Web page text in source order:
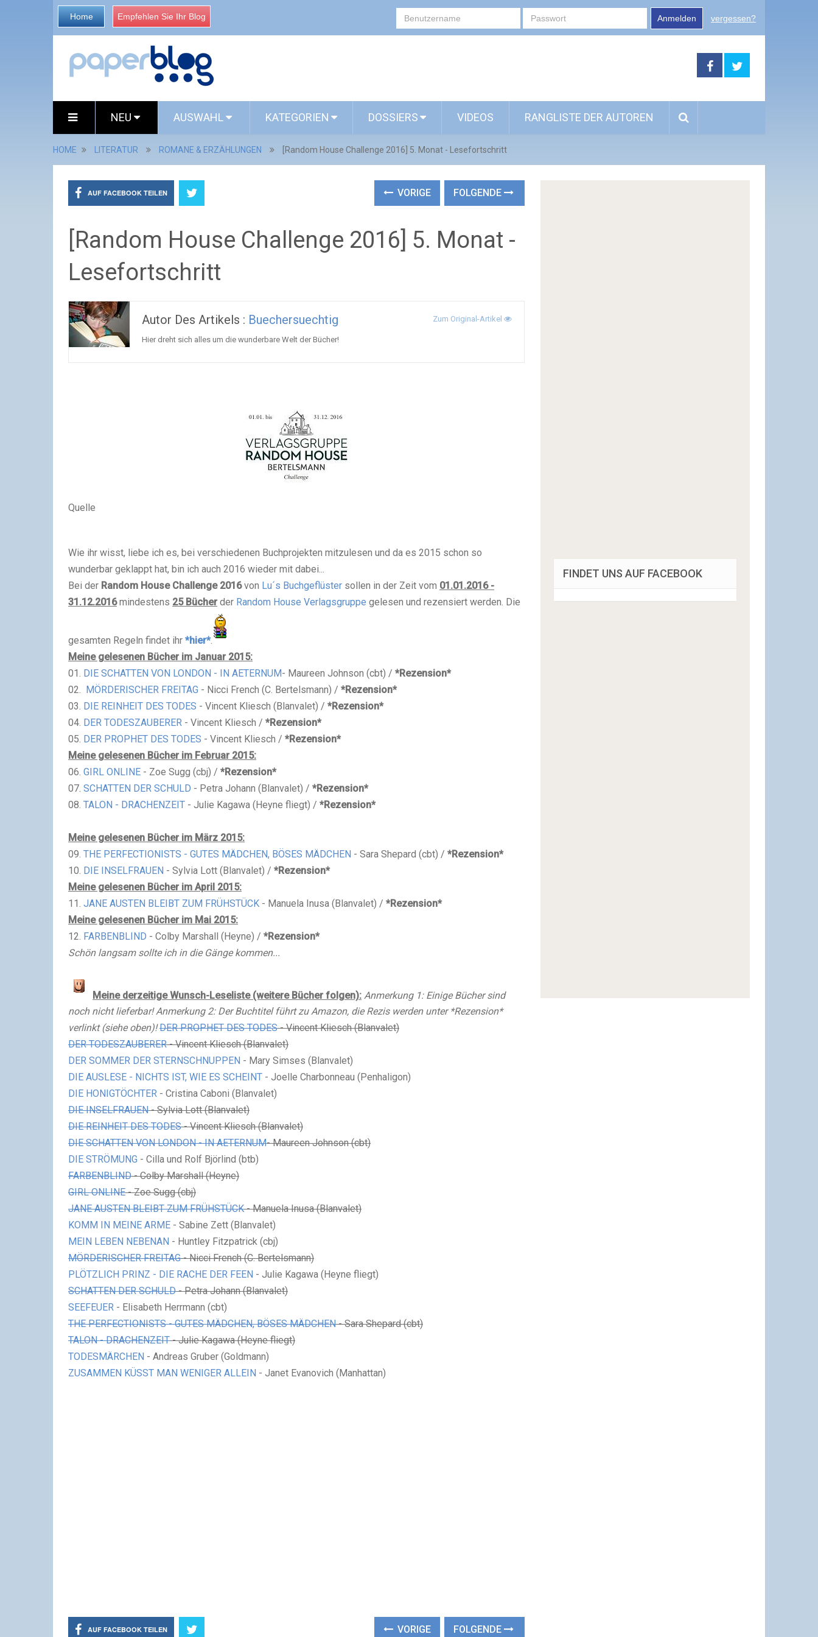
Home Empfehlen Sie Ihr Blog Anmelden vergessen?
NEU AUSWAHL KATEGORIEN DOSSIERS VIDEOS RANGLISTE DER AUTOREN
HOME LITERATUR ROMANE & ERZÄHLUNGEN [Random House Challenge 2016] 5. Monat - Lesefortschritt
AUF FACEBOOK TEILEN VORIGE FOLGENDE
[Random House Challenge 2016] 5. Monat -
Lesefortschritt
Autor Des Artikels : Buechersuechtig Zum Original-Artikel
Hier dreht sich alles um die wunderbare Welt der Bücher!
Quelle
Wie ihr wisst, liebe ich es, bei verschiedenen Buchprojekten mitzulesen und da es 2015 schon so
wunderbar geklappt hat, bin ich auch 2016 wieder mit dabei...
Bei der Random House Challenge 2016von Lu´s Buchgeflüster sollen in der Zeit vom 01.01.2016 -
31.12.2016mindestens 25 Bücher der Random House Verlagsgruppe gelesen und rezensiert werden. Die
gesamten Regeln findet ihr *hier*.
Meine gelesenen Bücher im Januar 2015:
01. DIE SCHATTEN VON LONDON - IN AETERNUM- Maureen Johnson (cbt) / *Rezension*
02.
MÖRDERISCHER FREITAG - Nicci French (C. Bertelsmann) / *Rezension*
03. DIE REINHEIT DES TODES - Vincent Kliesch (Blanvalet) / *Rezension*
04. DER TODESZAUBERER - Vincent Kliesch / *Rezension*
05. DER PROPHET DES TODES - Vincent Kliesch / *Rezension*
Meine gelesenen Bücher im Februar 2015:
06. GIRL ONLINE - Zoe Sugg (cbj) / *Rezension*
07. SCHATTEN DER SCHULD - Petra Johann (Blanvalet) / *Rezension*
08. TALON - DRACHENZEIT - Julie Kagawa (Heyne fliegt) / *Rezension*
Meine gelesenen Bücher im März 2015:
09. THE PERFECTIONISTS - GUTES MÄDCHEN, BÖSES MÄDCHEN - Sara Shepard (cbt) / *Rezension*
10. DIE INSELFRAUEN - Sylvia Lott (Blanvalet) / *Rezension*
Meine gelesenen Bücher im April 2015:
11. JANE AUSTEN BLEIBT ZUM FRÜHSTÜCK - Manuela Inusa (Blanvalet) / *Rezension*
Meine gelesenen Bücher im Mai 2015:
12. FARBENBLIND - Colby Marshall (Heyne) / *Rezension*
Schön langsam sollte ich in die Gänge kommen...
Meine derzeitige Wunsch-Leseliste (weitere Bücher folgen): Anmerkung 1: Einige Bücher sind
noch nicht lieferbar! Anmerkung 2: Der Buchtitel führt zu Amazon, die Rezis werden unter *Rezension*
verlinkt (siehe oben)! DER PROPHET DES TODES- Vincent Kliesch (Blanvalet)
DER TODESZAUBERER- Vincent Kliesch (Blanvalet)
DER SOMMER DER STERNSCHNUPPEN - Mary Simses (Blanvalet)
DIE AUSLESE - NICHTS IST, WIE ES SCHEINT - Joelle Charbonneau (Penhaligon)
DIE HONIGTÖCHTER - Cristina Caboni (Blanvalet)
DIE INSELFRAUEN- Sylvia Lott (Blanvalet)
DIE REINHEIT DES TODES- Vincent Kliesch (Blanvalet)
DIESCHATTEN VON LONDON - IN AETERNUM- Maureen Johnson (cbt)
DIE STRÖMUNG - Cilla und Rolf Björlind (btb)
FARBENBLIND- Colby Marshall (Heyne)
GIRL ONLINE- Zoe Sugg (cbj)
JANE AUSTEN BLEIBT ZUM FRÜHSTÜCK- Manuela Inusa (Blanvalet)
KOMM IN MEINE ARME - Sabine Zett (Blanvalet)
MEIN LEBEN NEBENAN - Huntley Fitzpatrick (cbj)
MÖRDERISCHER FREITAG- Nicci French (C. Bertelsmann)
PLÖTZLICH PRINZ - DIE RACHE DER FEEN - Julie Kagawa (Heyne fliegt)
SCHATTEN DER SCHULD- Petra Johann (Blanvalet)
SEEFEUER - Elisabeth Herrmann (cbt)
THE PERFECTIONISTS - GUTES MÄDCHEN, BÖSES MÄDCHEN- Sara Shepard (cbt)
TALON - DRACHENZEIT- Julie Kagawa (Heyne fliegt)
TODESMÄRCHEN - Andreas Gruber (Goldmann)
ZUSAMMEN KÜSST MAN WENIGER ALLEIN - Janet Evanovich (Manhattan)
AUF FACEBOOK TEILEN VORIGE FOLGENDE
FINDET UNS AUF FACEBOOK